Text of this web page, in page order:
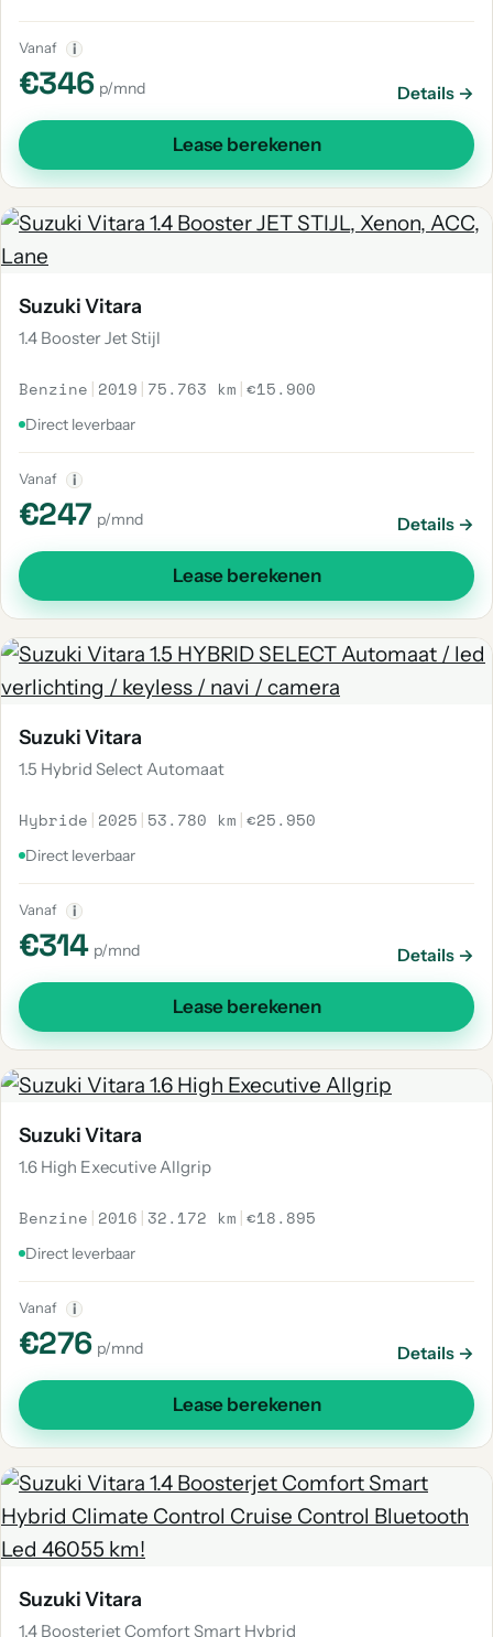
Vanaf i
€346 p/mnd Details →
Lease berekenen
Suzuki Vitara
1.4 Booster Jet Stijl
Benzine | 2019 | 75.763 km |€15.900
Direct leverbaar
Vanaf i
€247 p/mnd Details →
Lease berekenen
Suzuki Vitara
1.5 Hybrid Select Automaat
Hybride | 2025 | 53.780 km |€25.950
Direct leverbaar
Vanaf i
€314 p/mnd Details →
Lease berekenen
Suzuki Vitara
1.6 High Executive Allgrip
Benzine | 2016 | 32.172 km |€18.895
Direct leverbaar
Vanaf i
€276 p/mnd Details →
Lease berekenen
Suzuki Vitara
1.4 Boosterjet Comfort Smart Hybrid